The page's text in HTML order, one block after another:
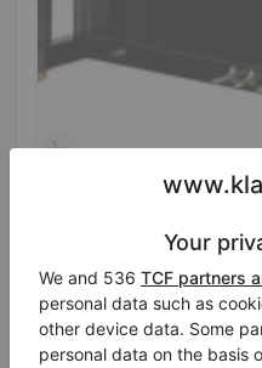
Nuovo, Bluthner, A (124)
Altezza: 48″
Stato:Francia
Città: Merignac